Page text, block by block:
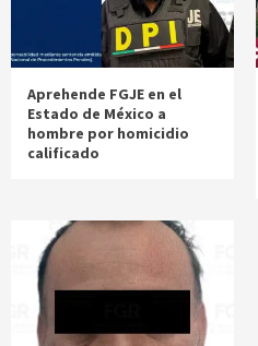
Aprehende FGJE en el
Estado de México a
hombre por homicidio
calificado